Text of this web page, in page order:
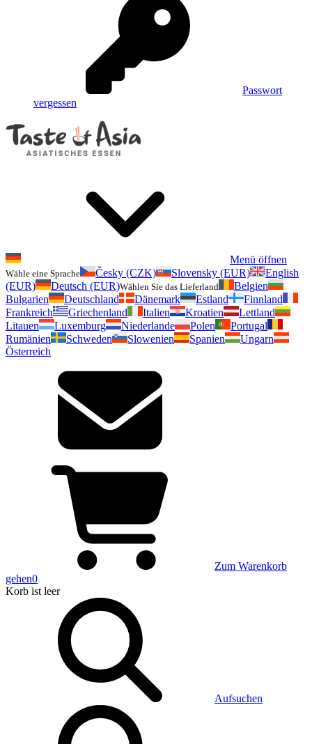
Passwort
vergessen
Menü öffnen
Wähle eine Sprache Česky (CZK) Slovensky (EUR)
English
(EUR)
Deutsch (EUR)Wählen Sie das Lieferland
Belgien
Bulgarien
Deutschland Dänemark Estland
Finnland
Frankreich
Griechenland Italien Kroatien
Lettland
Litauen
Luxemburg Niederlande Polen
Portugal
Rumänien
Schweden Slowenien Spanien
Ungarn
Österreich
Zum Warenkorb
gehen0
Korb ist leer
Aufsuchen